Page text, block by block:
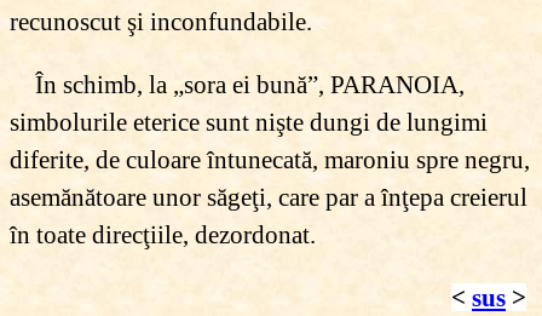
recunoscut şi inconfundabile.
În schimb, la „sora ei bună”, PARANOIA,
simbolurile eterice sunt nişte dungi de lungimi
diferite, de culoare întunecată, maroniu spre negru,
asemănătoare unor săgeţi, care par a înţepa creierul
în toate direcţiile, dezordonat.
< sus >